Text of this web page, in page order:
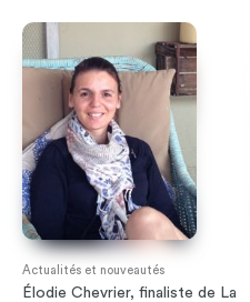
Actualités et nouveautés
Élodie Chevrier, finaliste de La